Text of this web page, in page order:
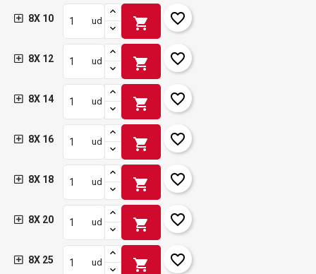
8X 10 ud shopping_cart favorite_border
8X 12 ud shopping_cart favorite_border
8X 14 ud shopping_cart favorite_border
8X 16 ud shopping_cart favorite_border
8X 18 ud shopping_cart favorite_border
8X 20 ud shopping_cart favorite_border
8X 25 ud shopping_cart favorite_border